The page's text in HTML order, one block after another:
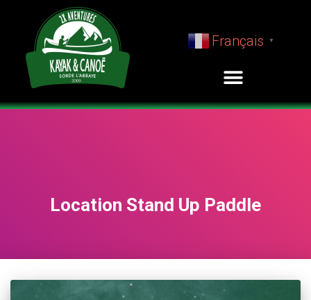
Français ▼
Location Stand Up Paddle